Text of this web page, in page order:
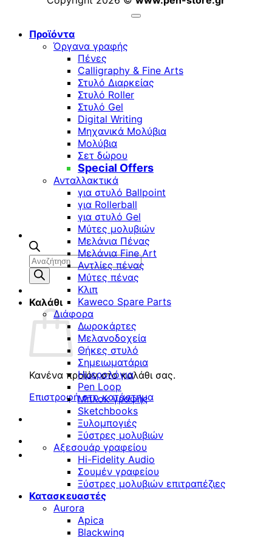
Αναζήτηση
προϊόντων
Καλάθι
Κανένα προϊόν στο καλάθι σας.
Επιστροφή στο κατάστημα
Προϊόντα
Όργανα γραφής
Πένες
Calligraphy & Fine Arts
Στυλό Διαρκείας
Στυλό Roller
Στυλό Gel
Digital Writing
Μηχανικά Μολύβια
Μολύβια
Σετ δώρου
Special Offers
Ανταλλακτικά
για στυλό Ballpoint
για Rollerball
για στυλό Gel
Μύτες μολυβιών
Μελάνια Πένας
Μελάνια Fine Art
Αντλίες πένας
Μύτες πένας
Κλιπ
Kaweco Spare Parts
Διάφορα
Δωροκάρτες
Μελανοδοχεία
Θήκες στυλό
Σημειωματάρια
Ημερολόγια
Pen Loop
Μπλοκ γραφής
Sketchbooks
Ξυλομπογιές
Ξύστρες μολυβιών
Αξεσουάρ γραφείου
Hi-Fidelity Audio
Σουμέν γραφείου
Ξύστρες μολυβιών επιτραπέζιες
Κατασκευαστές
Aurora
Apica
Blackwing